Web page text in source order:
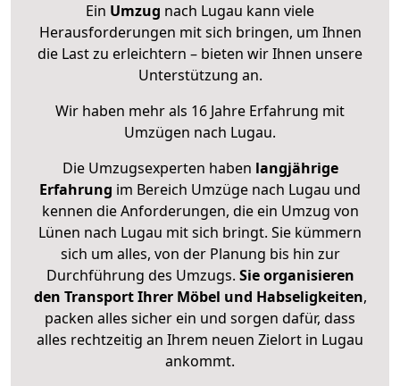
Ein Umzug nach Lugau kann viele
Herausforderungen mit sich bringen, um Ihnen
die Last zu erleichtern – bieten wir Ihnen unsere
Unterstützung an.
Wir haben mehr als 16 Jahre Erfahrung mit
Umzügen nach Lugau.
Die Umzugsexperten haben langjährige
Erfahrung im Bereich Umzüge nach Lugau und
kennen die Anforderungen, die ein Umzug von
Lünen nach Lugau mit sich bringt. Sie kümmern
sich um alles, von der Planung bis hin zur
Durchführung des Umzugs. Sie organisieren
den Transport Ihrer Möbel und Habseligkeiten,
packen alles sicher ein und sorgen dafür, dass
alles rechtzeitig an Ihrem neuen Zielort in Lugau
ankommt.